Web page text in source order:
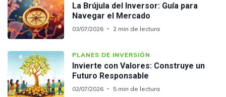
La Brújula del Inversor: Guía para
Navegar el Mercado
03/07/2026 2 min de lectura
PLANES DE INVERSIÓN
Invierte con Valores: Construye un
Futuro Responsable
02/07/2026 5 min de lectura